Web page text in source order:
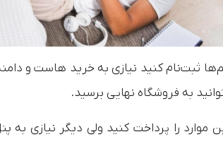
ثبت‌نام کنید نیازی به خرید هاست و
به فروشگاه نهایی برسید.
موارد را پرداخت کنید ولی دیگر نیازی